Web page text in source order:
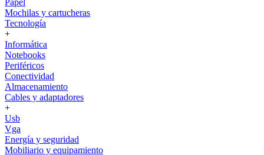
Papel
Mochilas y cartucheras
Tecnología
+
Informática
Notebooks
Periféricos
Conectividad
Almacenamiento
Cables y adaptadores
+
Usb
Vga
Energía y seguridad
Mobiliario y equipamiento